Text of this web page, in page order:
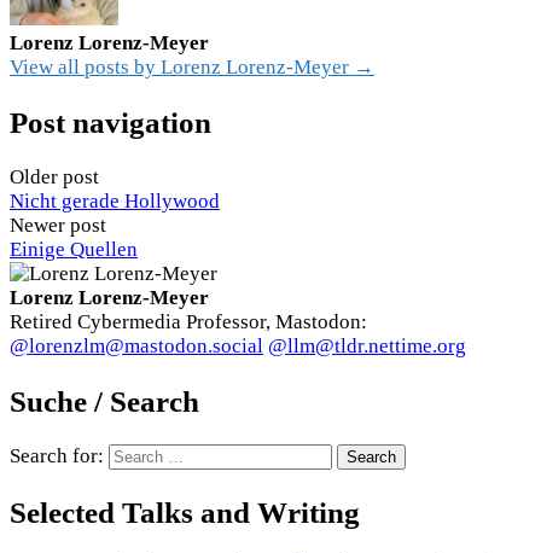
Lorenz Lorenz-Meyer
View all posts by Lorenz Lorenz-Meyer →
Post navigation
Older post
Nicht gerade Hollywood
Newer post
Einige Quellen
Lorenz Lorenz-Meyer
Retired Cybermedia Professor, Mastodon:
@lorenzlm@mastodon.social @llm@tldr.nettime.org
Suche / Search
Search for:
Selected Talks and Writing